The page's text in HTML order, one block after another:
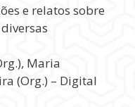
e relatos sobre
Maria
(Org.) – Digital